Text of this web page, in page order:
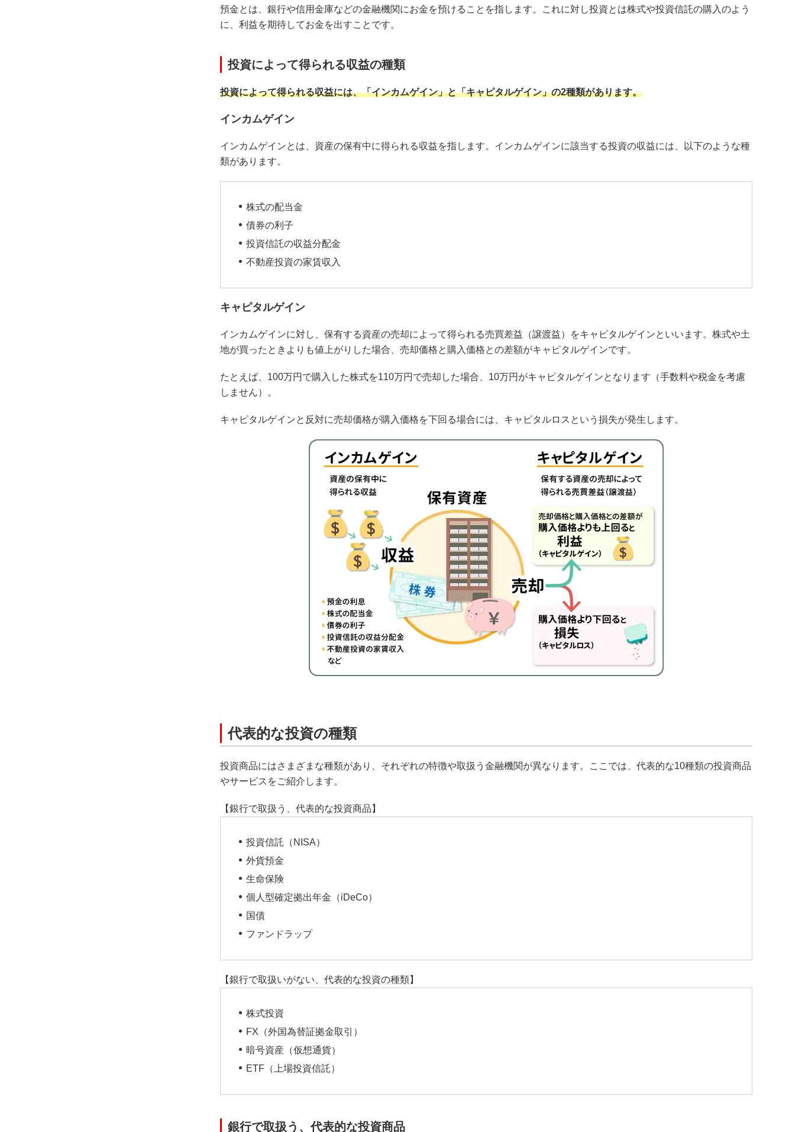
預金とは、銀行や信用金庫などの金融機関にお金を預けることを指します。これに対し投資とは株式や投資信託の購入のよう
に、利益を期待してお金を出すことです。
投資によって得られる収益の種類
投資によって得られる収益には、「インカムゲイン」と「キャピタルゲイン」の2種類があります。
インカムゲイン
インカムゲインとは、資産の保有中に得られる収益を指します。インカムゲインに該当する投資の収益には、以下のような種
類があります。
株式の配当金
債券の利子
投資信託の収益分配金
不動産投資の家賃収入
キャピタルゲイン
インカムゲインに対し、保有する資産の売却によって得られる売買差益（譲渡益）をキャピタルゲインといいます。株式や土
地が買ったときよりも値上がりした場合、売却価格と購入価格との差額がキャピタルゲインです。
たとえば、100万円で購入した株式を110万円で売却した場合、10万円がキャピタルゲインとなります（手数料や税金を考慮
しません）。
キャピタルゲインと反対に売却価格が購入価格を下回る場合には、キャピタルロスという損失が発生します。
代表的な投資の種類
投資商品にはさまざまな種類があり、それぞれの特徴や取扱う金融機関が異なります。ここでは、代表的な10種類の投資商品
やサービスをご紹介します。
【銀行で取扱う、代表的な投資商品】
投資信託（NISA）
外貨預金
生命保険
個人型確定拠出年金（iDeCo）
国債
ファンドラップ
【銀行で取扱いがない、代表的な投資の種類】
株式投資
FX（外国為替証拠金取引）
暗号資産（仮想通貨）
ETF（上場投資信託）
銀行で取扱う、代表的な投資商品